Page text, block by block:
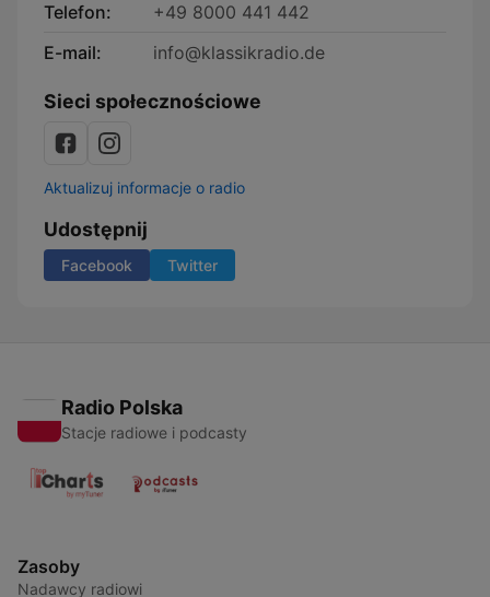
Telefon:
+49 8000 441 442
E-mail:
info@klassikradio.de
Sieci społecznościowe
Aktualizuj informacje o radio
Udostępnij
Facebook Twitter
Radio Polska
Stacje radiowe i podcasty
Zasoby
Nadawcy radiowi